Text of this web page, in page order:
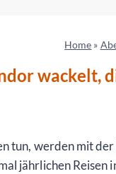
Home »
wackelt,
tun, werden mit
jährlichen Reisen